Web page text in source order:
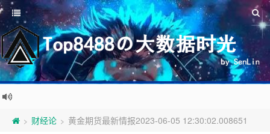
> 财经论 > 黄金期货最新情报2023-06-05 12:30:02.008651